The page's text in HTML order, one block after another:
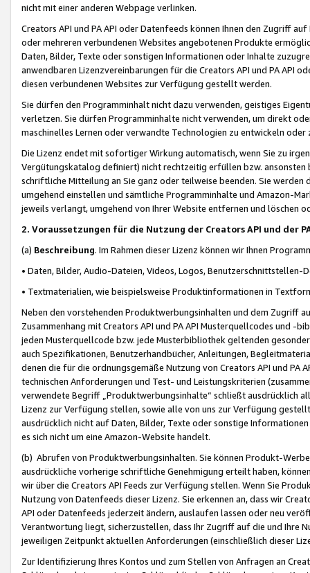
nicht mit einer anderen Webpage verlinken.
Creators API und PA API oder Datenfeeds können Ihnen den Zugriff
oder mehreren verbundenen Websites angebotenen Produkte
Daten, Bilder, Texte oder sonstigen Informationen oder Inhalte
anwendbaren Lizenzvereinbarungen für die Creators API und PA API
diesen verbundenen Websites zur Verfügung gestellt werden.
Sie dürfen den Programminhalt nicht dazu verwenden, geistiges
verletzen. Sie dürfen Programminhalte nicht verwenden, um direkt
maschinelles Lernen oder verwandte Technologien zu entwickeln
Die Lizenz endet mit sofortiger Wirkung automatisch, wenn Sie zu
Vergütungskatalog definiert) nicht rechtzeitig erfüllen bzw. ansonsten
schriftliche Mitteilung an Sie ganz oder teilweise beenden. Sie werden
umgehend einstellen und sämtliche Programminhalte und Amazon-
jeweils verlangt, umgehend von Ihrer Website entfernen und löschen
2. Voraussetzungen für die Nutzung der Creators API und der
(a) Beschreibung. Im Rahmen dieser Lizenz können wir Ihnen
• Daten, Bilder, Audio-Dateien, Videos, Logos, Benutzerschnittstellen-
• Textmaterialien, wie beispielsweise Produktinformationen in
Neben den vorstehenden Produktwerbungsinhalten und dem Zugriff
Zusammenhang mit Creators API und PA API Musterquellcodes und
jeden Musterquellcode bzw. jede Musterbibliothek geltenden
auch Spezifikationen, Benutzerhandbücher, Anleitungen,
denen die für die ordnungsgemäße Nutzung von Creators API und PA
technischen Anforderungen und Test- und Leistungskriterien
verwendete Begriff „Produktwerbungsinhalte“ schließt ausdrücklich
Lizenz zur Verfügung stellen, sowie alle von uns zur Verfügung
ausdrücklich nicht auf Daten, Bilder, Texte oder sonstige
es sich nicht um eine Amazon-Website handelt.
(b) Abrufen von Produktwerbungsinhalten. Sie können Produkt-
ausdrückliche vorherige schriftliche Genehmigung erteilt haben,
wir über die Creators API Feeds zur Verfügung stellen. Wenn Sie
Nutzung von Datenfeeds dieser Lizenz. Sie erkennen an, dass wir
API oder Datenfeeds jederzeit ändern, auslaufen lassen oder neu
Verantwortung liegt, sicherzustellen, dass Ihr Zugriff auf die und Ihre
jeweiligen Zeitpunkt aktuellen Anforderungen (einschließlich dieser
Zur Identifizierung Ihres Kontos und zum Stellen von Anfragen an